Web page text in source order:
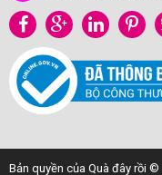
Bản quyền của Quà đây rồi ©